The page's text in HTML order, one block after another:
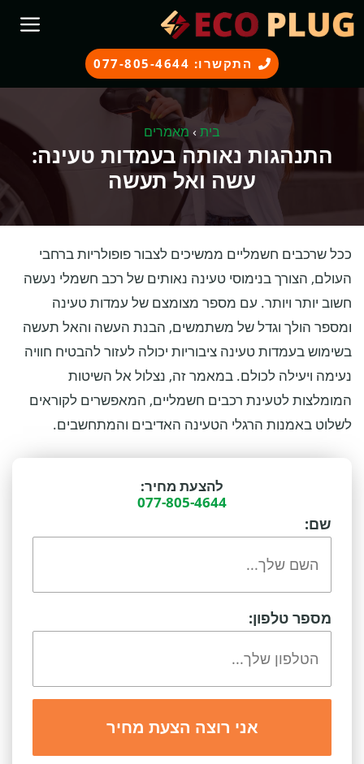
לדלג
לתוכן
התקשרו: 077-805-4644
בית › מאמרים
התנהגות נאותה בעמדות טעינה:
עשה ואל תעשה
ככל שרכבים חשמליים ממשיכים לצבור פופולריות ברחבי
העולם, הצורך בנימוסי טעינה נאותים של רכב חשמלי נעשה
חשוב יותר ויותר. עם מספר מצומצם של עמדות טעינה
ומספר הולך וגדל של משתמשים, הבנת העשה והאל תעשה
בשימוש בעמדות טעינה ציבוריות יכולה לעזור להבטיח חוויה
נעימה ויעילה לכולם. במאמר זה, נצלול אל השיטות
המומלצות לטעינת רכבים חשמליים, המאפשרים לקוראים
לשלוט באמנות הרגלי הטעינה האדיבים והמתחשבים.
להצעת מחיר:
077-805-4644
שם:
מספר טלפון: